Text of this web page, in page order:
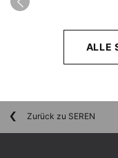
ALLE
Zurück zu SEREN